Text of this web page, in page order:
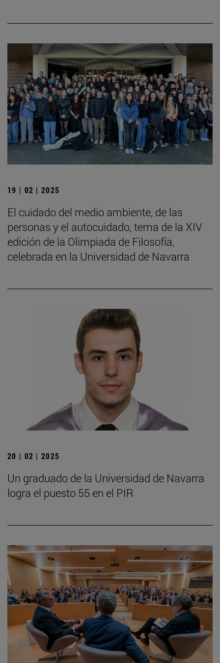
19 | 02 | 2025
El cuidado del medio ambiente, de las
personas y el autocuidado, tema de la XIV
edición de la Olimpiada de Filosofía,
celebrada en la Universidad de Navarra
20 | 02 | 2025
Un graduado de la Universidad de Navarra
logra el puesto 55 en el PIR